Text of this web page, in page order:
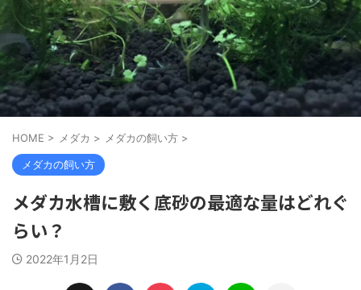
HOME > メダカ > メダカの飼い方 >
メダカの飼い方
メダカ水槽に敷く底砂の最適な量はどれぐ
らい？
2022年1月2日